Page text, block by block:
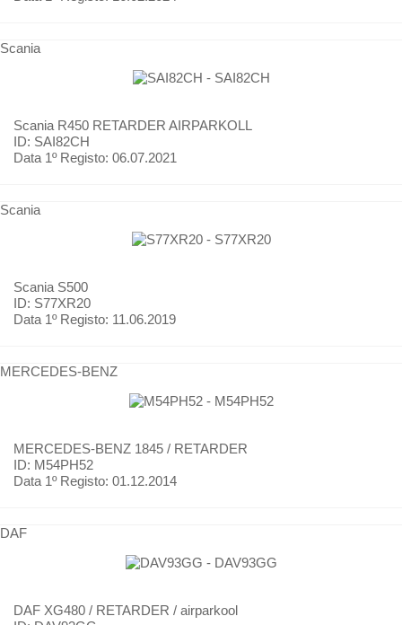
Scania
Scania R450 RETARDER AIRPARKOLL
ID: SAI82CH
Data 1º Registo: 06.07.2021
Scania
Scania S500
ID: S77XR20
Data 1º Registo: 11.06.2019
MERCEDES-BENZ
MERCEDES-BENZ 1845 / RETARDER
ID: M54PH52
Data 1º Registo: 01.12.2014
DAF
DAF XG480 / RETARDER / airparkool